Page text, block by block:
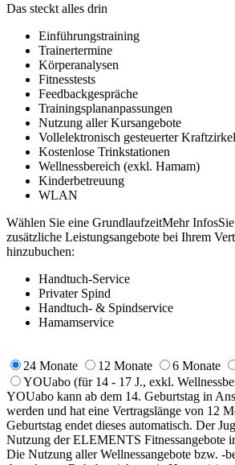
Das steckt alles drin
Einführungstraining
Trainertermine
Körperanalysen
Fitnesstests
Feedbackgespräche
Trainingsplananpassungen
Nutzung aller Kursangebote
Vollelektronisch gesteuerter Kraftzirkel
Kostenlose Trinkstationen
Wellnessbereich (exkl. Hamam)
Kinderbetreuung
WLAN
Wählen Sie eine GrundlaufzeitMehr Infos
zusätzliche Leistungsangebote bei Ihrem
hinzubuchen:
Handtuch-Service
Privater Spind
Handtuch- & Spindservice
Hamamservice
24 Monate 12 Monate 6 Monate
YOUabo (für 14 - 17 J., exkl.
YOUabo kann ab dem 14. Geburtstag in
werden und hat eine Vertragslänge von 12
Geburtstag endet dieses automatisch. Der
Nutzung der ELEMENTS Fitnessangebote
Die Nutzung aller Wellnessangebote bzw. -